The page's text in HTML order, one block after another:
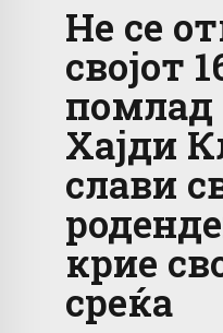
Не се
својот
помлад
Хајди
слави
крие
среќа